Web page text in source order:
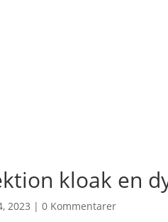
kloak en
2023 |0 Kommentarer